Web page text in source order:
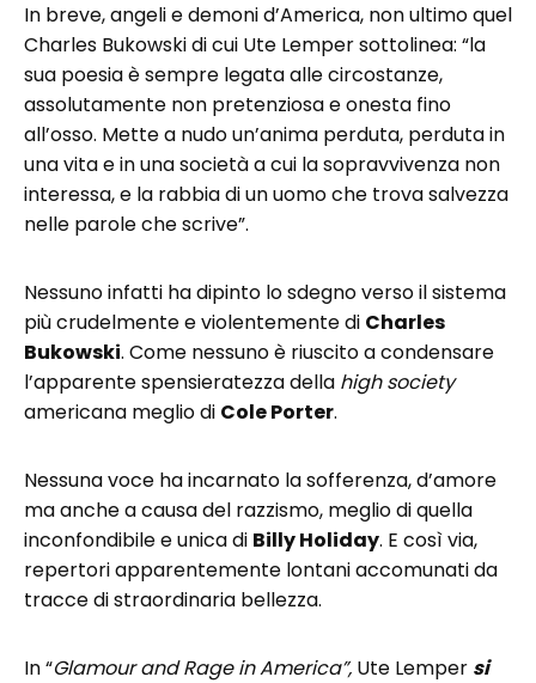
In breve, angeli e demoni d’America, non ultimo quel
Charles Bukowski di cui Ute Lemper sottolinea: “la
sua poesia è sempre legata alle circostanze,
assolutamente non pretenziosa e onesta fino
all’osso. Mette a nudo un’anima perduta, perduta in
una vita e in una società a cui la sopravvivenza non
interessa, e la rabbia di un uomo che trova salvezza
nelle parole che scrive”.
Nessuno infatti ha dipinto lo sdegno verso il sistema
più crudelmente e violentemente di Charles
Bukowski. Come nessuno è riuscito a condensare
l’apparente spensieratezza della high society
americana meglio di Cole Porter.
Nessuna voce ha incarnato la sofferenza, d’amore
ma anche a causa del razzismo, meglio di quella
inconfondibile e unica di Billy Holiday. E così via,
repertori apparentemente lontani accomunati da
tracce di straordinaria bellezza.
In “Glamour and Rage in America”, Ute Lemper si